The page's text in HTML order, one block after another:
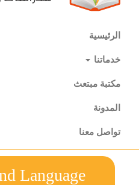
الرئيسية
خدماتنا
مكتبة مبتعث
المدونة
تواصل معنا
Language